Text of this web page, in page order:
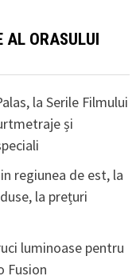
AL ORASULUI
la Serile Filmului
și
regiunea de est, la
la prețuri
luminoase pentru
Fusion